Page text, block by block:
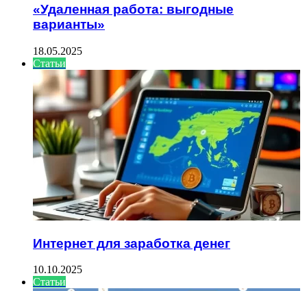
«Удаленная работа: выгодные
варианты»
18.05.2025
Статьи
Интернет для заработка денег
10.10.2025
Статьи